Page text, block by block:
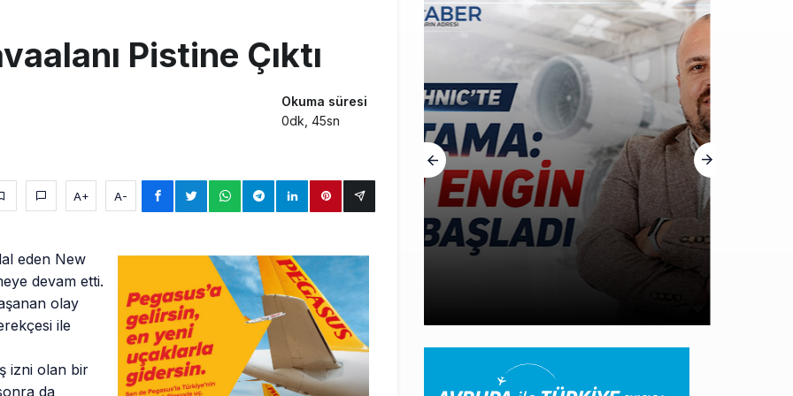
Yolcu Rekorunu 72 Bin 340’a Çıkardı
Pistine Çıktı
Okuma süresi
0dk, 45sn
A+ A-
eden New
devam etti.
olay
ile
izni olan bir
da
HABERLER
THY, Yaklaşık 4,5 Yıl Sonra